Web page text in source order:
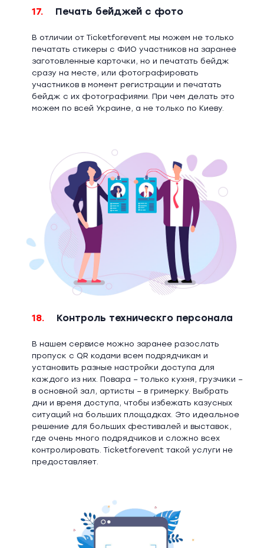
17. Печать бейджей с фото
В отличии от Ticketforevent мы можем не только
печатать стикеры с ФИО участников на заранее
заготовленные карточки, но и печатать бейдж
сразу на месте, или фотографировать
участников в момент регистрации и печатать
бейдж с их фотографиями. При чем делать это
можем по всей Украине, а не только по Киеву.
18. Контроль техническго персонала
В нашем сервисе можно заранее разослать
пропуск с QR кодами всем подрядчикам и
установить разные настройки доступа для
каждого из них. Повара – только кухня, грузчики –
в основной зал, артисты – в гримерку. Выбрать
дни и время доступа, чтобы избежать казусных
ситуаций на больших площадках. Это идеальное
решение для больших фестивалей и выставок,
где очень много подрядчиков и сложно всех
контролировать. Ticketforevent такой услуги не
предоставляет.